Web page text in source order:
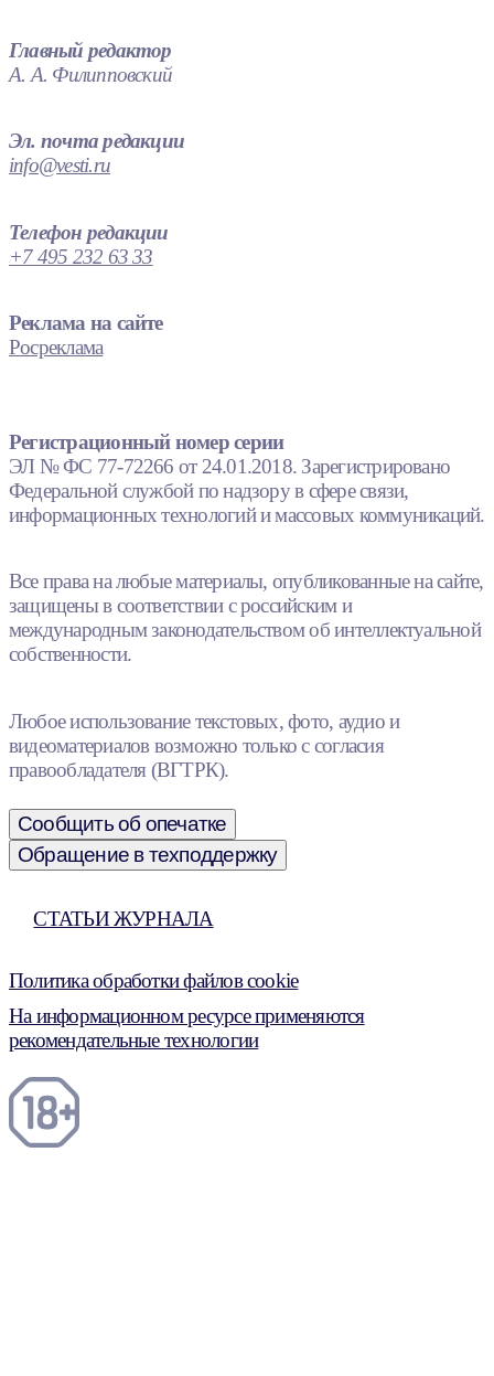
Главный редактор
А. А. Филипповский
Эл. почта редакции
info@vesti.ru
Телефон редакции
+7 495 232 63 33
Реклама на сайте
Росреклама
Регистрационный номер серии
ЭЛ № ФС 77-72266 от 24.01.2018. Зарегистрировано
Федеральной службой по надзору в сфере связи,
информационных технологий и массовых коммуникаций.
Все права на любые материалы, опубликованные на сайте,
защищены в соответствии с российским и
международным законодательством об интеллектуальной
собственности.
Любое использование текстовых, фото, аудио и
видеоматериалов возможно только с согласия
правообладателя (ВГТРК).
Сообщить об опечатке
Обращение в техподдержку
СТАТЬИ ЖУРНАЛА
Политика обработки файлов cookie
На информационном ресурсе применяются
рекомендательные технологии